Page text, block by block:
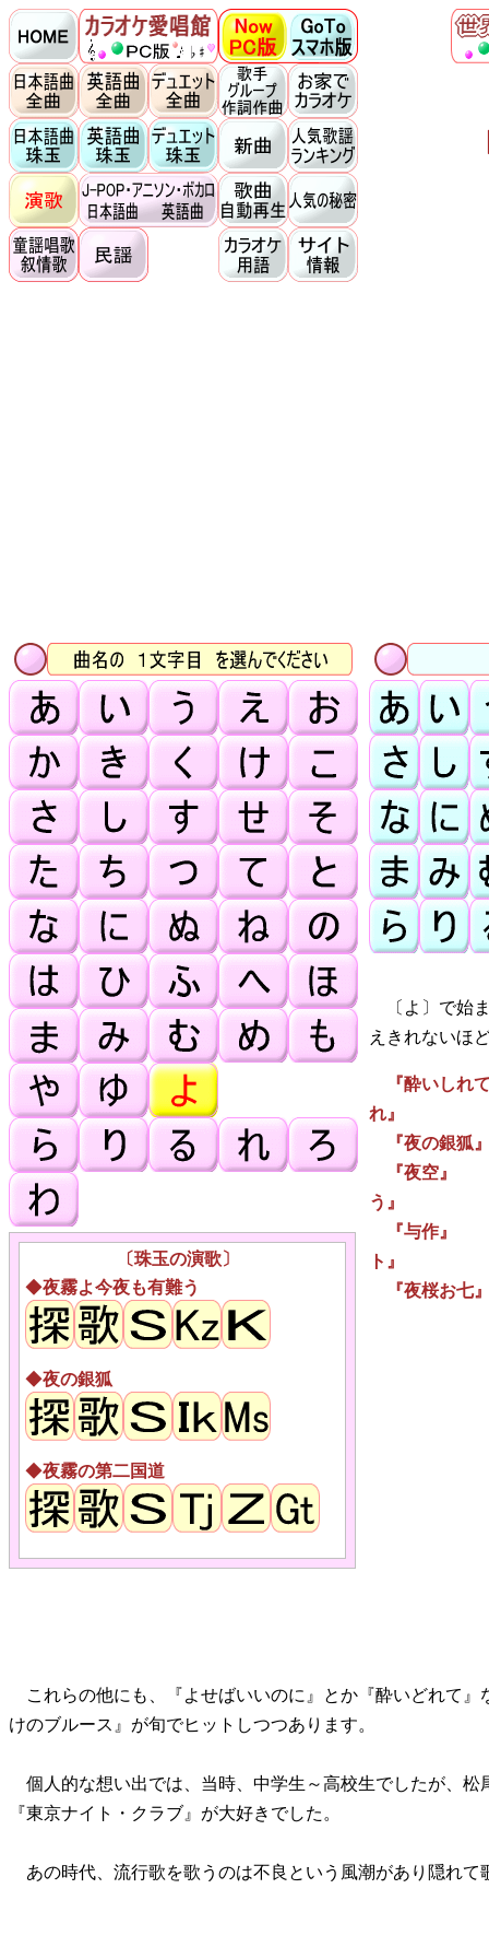
〔よ〕で始
えきれないほ
『酔いしれ
れ』
『夜の銀狐
『夜空』
う』
『与作』
ト』
『夜桜お七
〔珠玉の演歌〕
◆夜霧よ今夜も有難う
◆夜の銀狐
◆夜霧の第二国道
これらの他にも、『よせばいいのに』とか『酔いどれて
けのブルース』が旬でヒットしつつあります。
個人的な想い出では、当時、中学生～高校生でしたが、
『東京ナイト・クラブ』が大好きでした。
あの時代、流行歌を歌うのは不良という風潮があり隠れて